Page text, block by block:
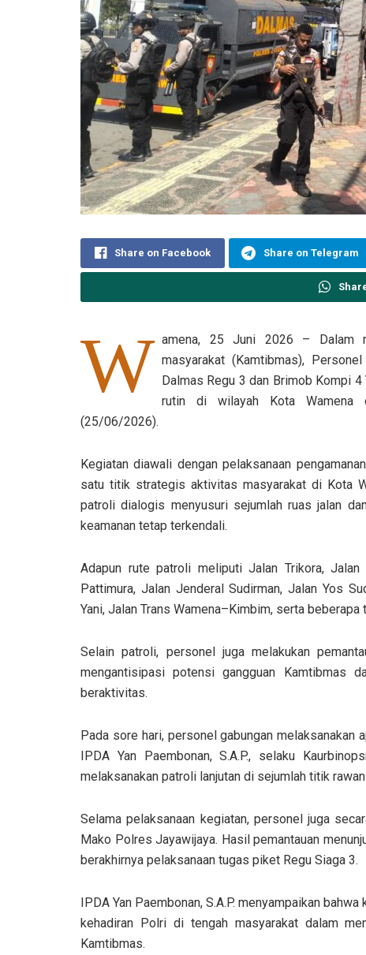
Share on Facebook Share on Telegram
W amena, 25 Juni 2026 – Dalam
masyarakat (Kamtibmas),
Dalmas Regu 3 dan Brimob Kompi
rutin di wilayah Kota Wamena
(25/06/2026).
Kegiatan diawali dengan pelaksanaan
satu titik strategis aktivitas masyarakat di Kota
patroli dialogis menyusuri sejumlah ruas jalan
keamanan tetap terkendali.
Adapun rute patroli meliputi Jalan Trikora,
Pattimura, Jalan Jenderal Sudirman, Jalan Yos
Yani, Jalan Trans Wamena–Kimbim, serta
Selain patroli, personel juga melakukan
mengantisipasi potensi gangguan Kamtibmas
beraktivitas.
Pada sore hari, personel gabungan
IPDA Yan Paembonan, S.A.P., selaku
melaksanakan patroli lanjutan di sejumlah titik
Selama pelaksanaan kegiatan, personel juga
Mako Polres Jayawijaya. Hasil pemantauan
berakhirnya pelaksanaan tugas piket Regu Siaga 3.
IPDA Yan Paembonan, S.A.P. menyampaikan
kehadiran Polri di tengah masyarakat dalam
Kamtibmas.